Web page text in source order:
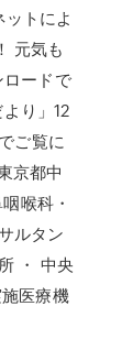
トによ
元気も
ードで
り」12
ご覧に
京都中
喉科・
ルタン
・ 中央
医療機